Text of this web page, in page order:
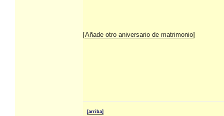
[Añade otro aniversario de matrimonio]
[arriba]